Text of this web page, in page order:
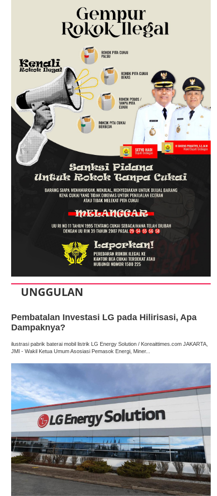
UNGGULAN
Pembatalan Investasi LG pada Hilirisasi, Apa
Dampaknya?
ilustrasi pabrik baterai mobil listrik LG Energy Solution / Koreaittimes.com JAKARTA,
JMI - Wakil Ketua Umum Asosiasi Pemasok Energi, Miner...